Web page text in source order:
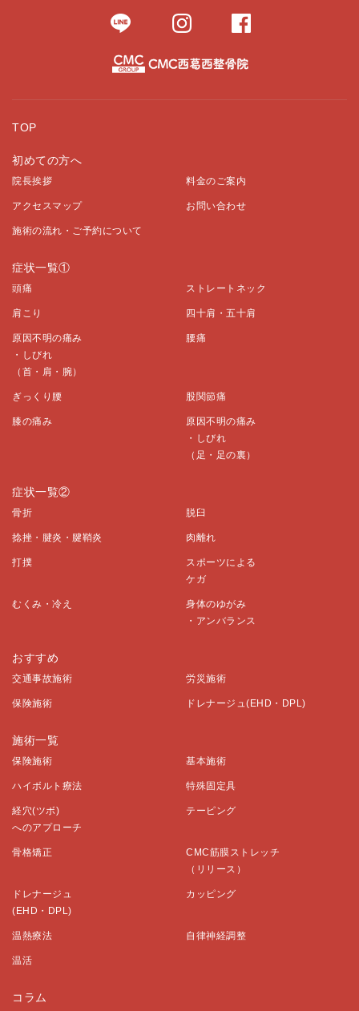
TOP
初めての方へ
院長挨拶 料金のご案内
アクセスマップ お問い合わせ
施術の流れ・ご予約について
症状一覧①
頭痛 ストレートネック
肩こり 四十肩・五十肩
原因不明の痛み
・しびれ
（首・肩・腕）
腰痛
ぎっくり腰 股関節痛
膝の痛み
原因不明の痛み
・しびれ
（足・足の裏）
症状一覧②
骨折 脱臼
捻挫・腱炎・腱鞘炎 肉離れ
打撲
スポーツによる
ケガ
むくみ・冷え
身体のゆがみ
・アンバランス
おすすめ
交通事故施術 労災施術
保険施術 ドレナージュ(EHD・DPL)
施術一覧
保険施術 基本施術
ハイボルト療法 特殊固定具
経穴(ツボ)
へのアプローチ
テーピング
骨格矯正
CMC筋膜ストレッチ
（リリース）
ドレナージュ
(EHD・DPL)
カッピング
温熱療法 自律神経調整
温活
コラム